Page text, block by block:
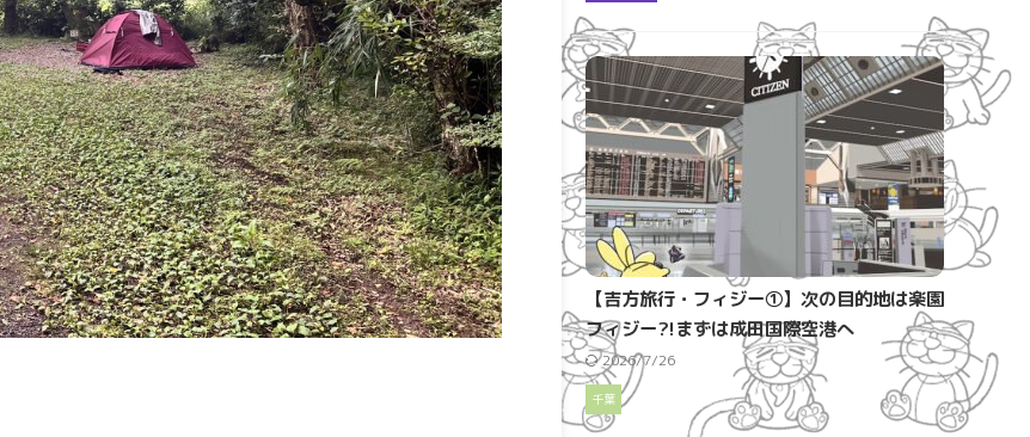
【吉方旅行・フィジー①】次の目的地は楽園
フィジー?!まずは成田国際空港へ
2026/7/26
千葉